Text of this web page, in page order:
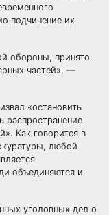
подчинение их
обороны, принято
частей», —
«остановить
распространение
Как говорится в
любой
объединяются и
уголовных дел о